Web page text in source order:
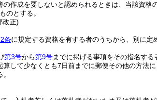
作成を要しないと認められるときは、当該資格
のとする。
改正)
条に規定する資格を有する者のうちから、別に
第3号から第9号までに掲げる事項をその指名する
して少なくとも7日前までに郵便その他の方法に